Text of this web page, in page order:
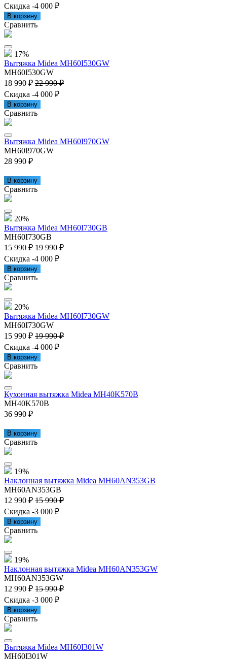
Скидка -4 000 ₽
В корзину
Сравнить
17%
Вытяжка Midea MH60I530GW
MH60I530GW
18 990 ₽ 22 990 ₽
Скидка -4 000 ₽
В корзину
Сравнить
Вытяжка Midea MH60I970GW
MH60I970GW
28 990 ₽
В корзину
Сравнить
20%
Вытяжка Midea MH60I730GB
MH60I730GB
15 990 ₽ 19 990 ₽
Скидка -4 000 ₽
В корзину
Сравнить
20%
Вытяжка Midea MH60I730GW
MH60I730GW
15 990 ₽ 19 990 ₽
Скидка -4 000 ₽
В корзину
Сравнить
Кухонная вытяжка Midea MH40K570B
MH40K570B
36 990 ₽
В корзину
Сравнить
19%
Наклонная вытяжка Midea MH60AN353GB
MH60AN353GB
12 990 ₽ 15 990 ₽
Скидка -3 000 ₽
В корзину
Сравнить
19%
Наклонная вытяжка Midea MH60AN353GW
MH60AN353GW
12 990 ₽ 15 990 ₽
Скидка -3 000 ₽
В корзину
Сравнить
Вытяжка Midea MH60I301W
MH60I301W